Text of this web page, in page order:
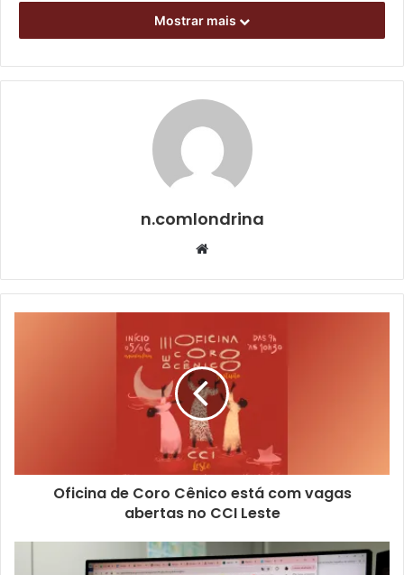
A produção “Sem Coração” é ambientada no litoral
alagoano, durante o verão de 1996, e mostra descobertas
para Brasília (DF). Os dramas e paixões da
juventude se intensificam com o sentimento da
protagonista pela amiga ‘Sem Coração’ (Eduarda
Samara), apelidada assim por conta de uma cicatriz no
lado esquerdo do peito.
O medo de partir, a dúvida de ficar e a desigualdade social
que permeia o grupo de amigos
retratado, somados à fotografia registrada em Alagoas,
rendem elogios e premiações à obra
dirigida e roteirizada por Nara Normande e Tião: Prêmio
Félix de Melhor Filme e o Redentor de
Mostrar mais
n.comlondrina
Website
Oficina de Coro Cênico está com vagas
abertas no CCI Leste